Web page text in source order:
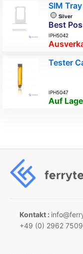
SIM
Silver
Best
IPH5042
Tester
IPH5047
Auf
Kontakt :
+49 (0) 2962